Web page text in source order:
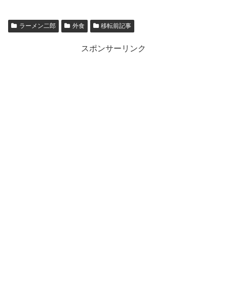
ラーメン二郎 外食 移転前記事
スポンサーリンク